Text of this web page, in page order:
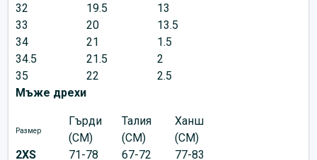
32
19.5
13
33
20
13.5
34
21
1.5
34.5
21.5
2
35
22
2.5
Мъже дрехи
Размер
Гърди
(CM)
Талия
(CM)
Ханш
(CM)
2XS
71-78 67-72 77-83